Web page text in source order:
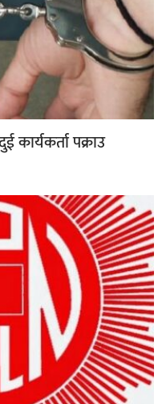
कार्यकर्ता पक्राउ